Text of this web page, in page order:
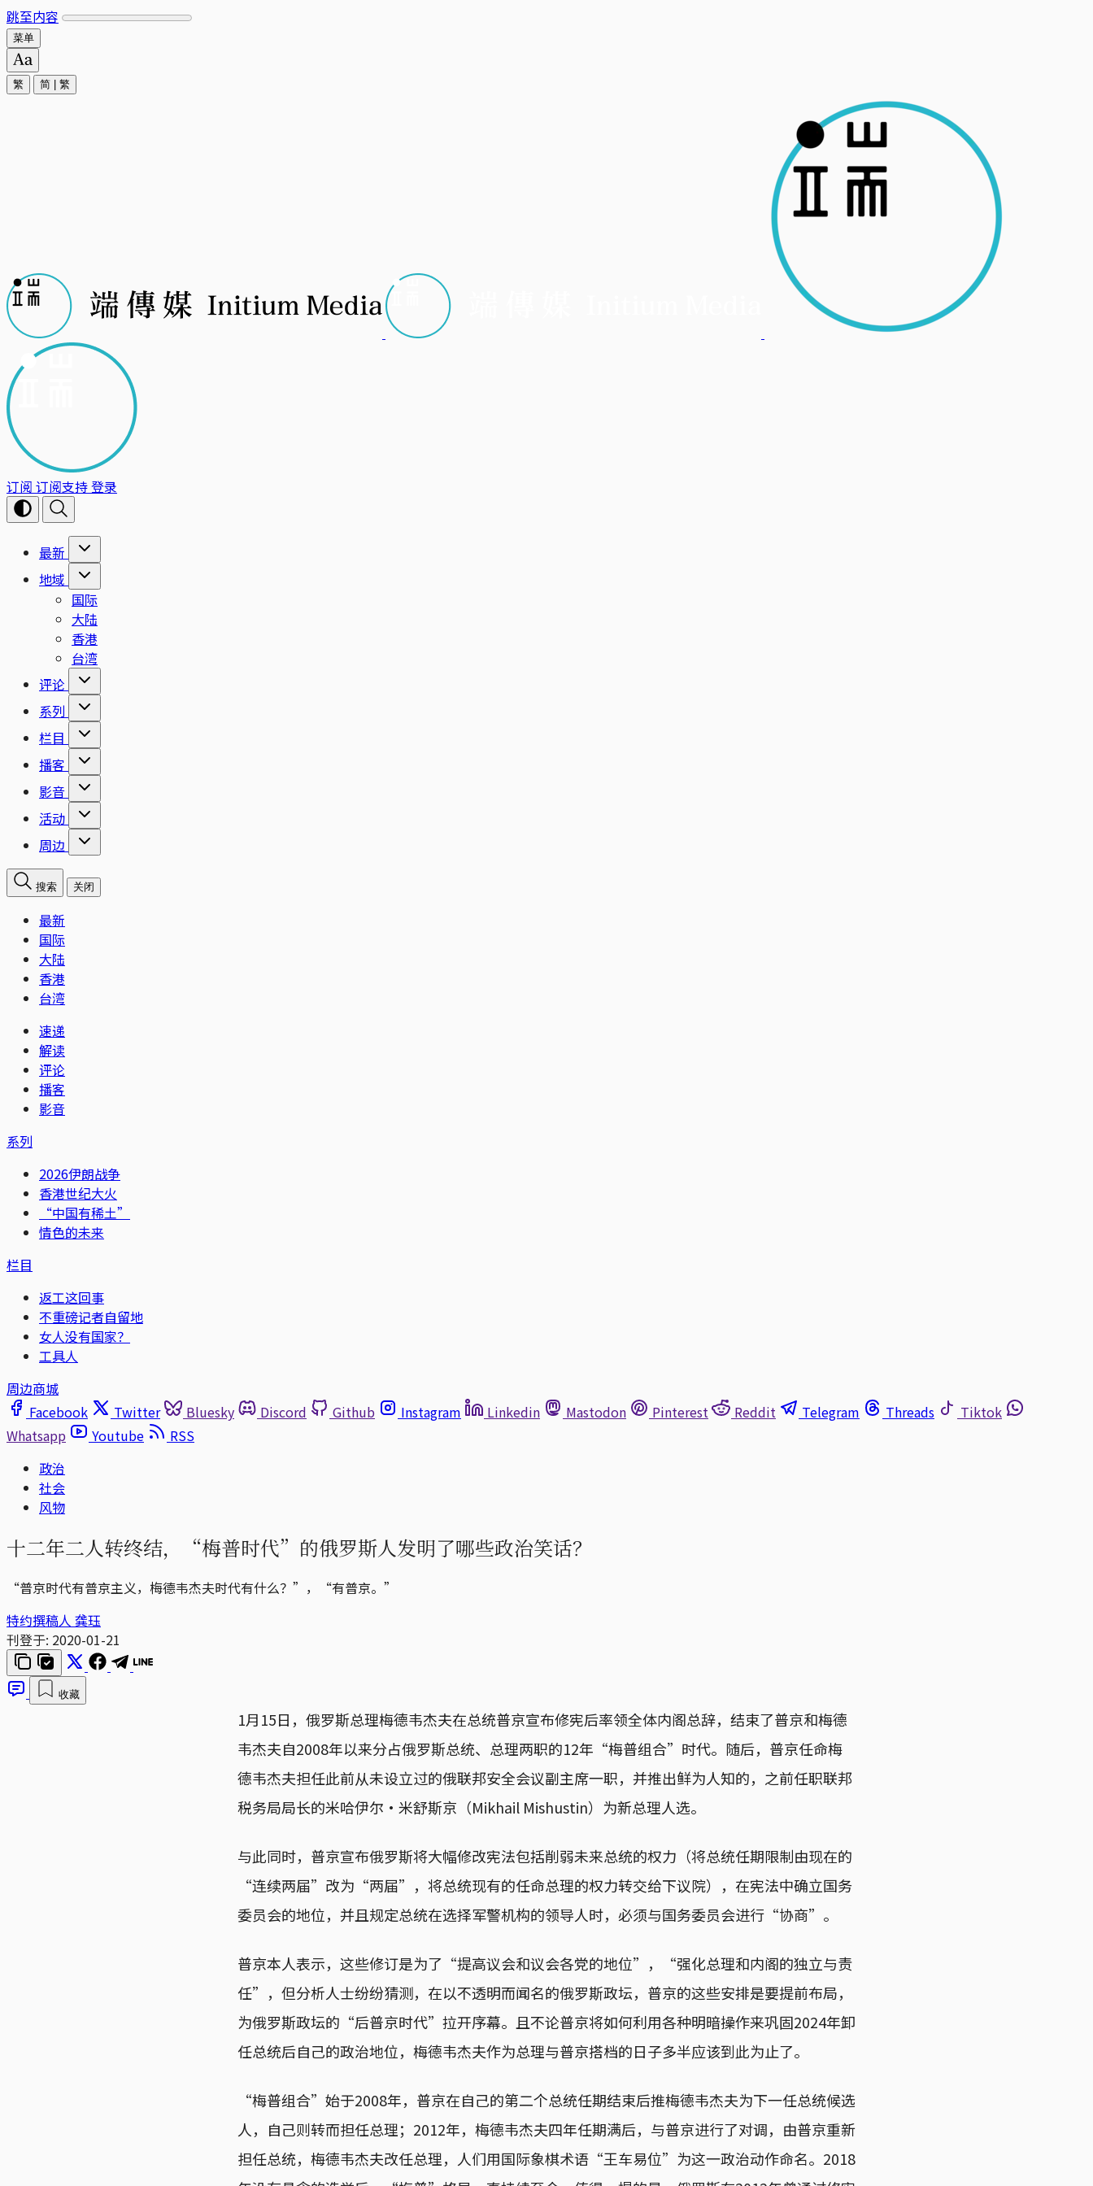
跳至内容
菜单
繁 简 繁
订阅 订阅支持登录
最新
地域
国际
大陆
香港
台湾
评论
系列
栏目
播客
影音
活动
周边
搜索 关闭
最新
国际
大陆
香港
台湾
速递
解读
评论
播客
影音
系列
2026伊朗战争
香港世纪大火
“中国有稀土”
情色的未来
栏目
返工这回事
不重磅记者自留地
女人没有国家？
工具人
周边商城
Facebook
Twitter Bluesky Discord Github Instagram Linkedin Mastodon Pinterest Reddit Telegram Threads
Tiktok
Whatsapp
Youtube
RSS
政治
社会
风物
十二年二人转终结，“梅普时代”的俄罗斯人发明了哪些政治笑话？
“普京时代有普京主义，梅德韦杰夫时代有什么？”，“有普京。”
特约撰稿人 龚珏
刊登于: 2020-01-21
收藏
1月15日，俄罗斯总理梅德韦杰夫在总统普京宣布修宪后率领全体内阁总辞，结束了普京和梅德
韦杰夫自2008年以来分占俄罗斯总统、总理两职的12年“梅普组合”时代。随后，普京任命梅
德韦杰夫担任此前从未设立过的俄联邦安全会议副主席一职，并推出鲜为人知的，之前任职联邦
税务局局长的米哈伊尔·米舒斯京（Mikhail Mishustin）为新总理人选。
与此同时，普京宣布俄罗斯将大幅修改宪法包括削弱未来总统的权力（将总统任期限制由现在的
“连续两届”改为“两届”，将总统现有的任命总理的权力转交给下议院），在宪法中确立国务
委员会的地位，并且规定总统在选择军警机构的领导人时，必须与国务委员会进行“协商”。
普京本人表示，这些修订是为了“提高议会和议会各党的地位”，“强化总理和内阁的独立与责
任”，但分析人士纷纷猜测，在以不透明而闻名的俄罗斯政坛，普京的这些安排是要提前布局，
为俄罗斯政坛的“后普京时代”拉开序幕。且不论普京将如何利用各种明暗操作来巩固2024年卸
任总统后自己的政治地位，梅德韦杰夫作为总理与普京搭档的日子多半应该到此为止了。
“梅普组合”始于2008年，普京在自己的第二个总统任期结束后推梅德韦杰夫为下一任总统候选
人，自己则转而担任总理；2012年，梅德韦杰夫四年任期满后，与普京进行了对调，由普京重新
担任总统，梅德韦杰夫改任总理，人们用国际象棋术语“王车易位”为这一政治动作命名。2018